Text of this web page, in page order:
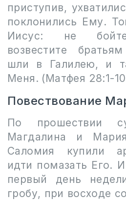
приступив,
поклонились Ему.
Иисус: не
возвестите
шли в Галилею, и
Меня. (Матфея 28:1-
Повествование
По прошествии
Магдалина и
Саломия купили
идти помазать Его.
первый день
гробу, при восходе